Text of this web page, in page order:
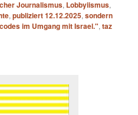
Journalismus, Lobbyiismus,
,publiziert 12.12.2025,sondern
im Umgang mit Israel.",taz